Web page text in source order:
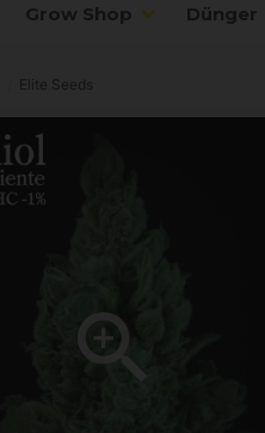
Grow Shop Dünger
Elite Seeds